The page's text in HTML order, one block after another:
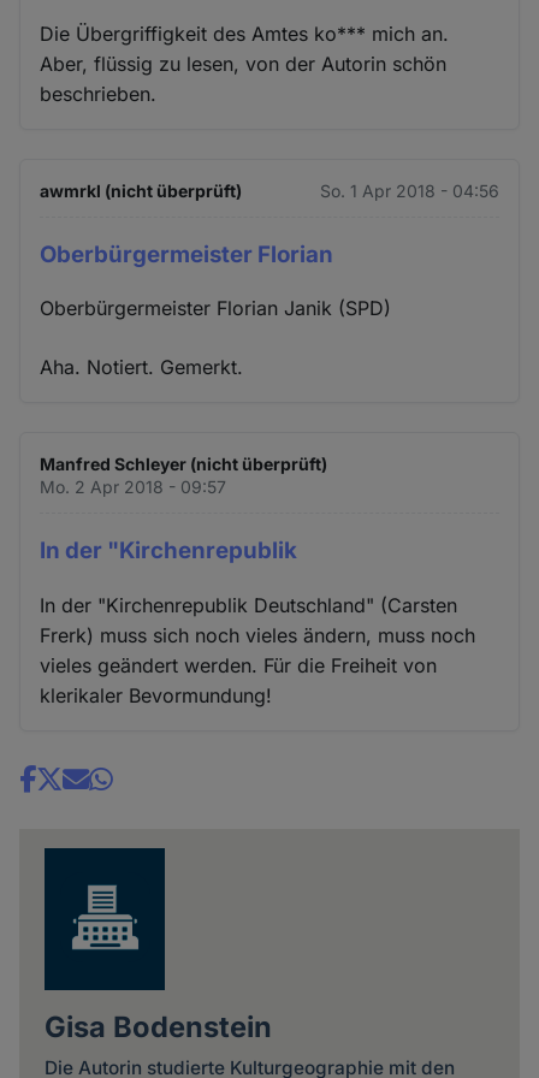
Die Übergriffigkeit des Amtes ko*** mich an.
Aber, flüssig zu lesen, von der Autorin schön
beschrieben.
awmrkl (nicht überprüft) So. 1 Apr 2018 - 04:56
Oberbürgermeister Florian
Oberbürgermeister Florian Janik (SPD)
Aha. Notiert. Gemerkt.
Manfred Schleyer (nicht überprüft)
Mo. 2 Apr 2018 - 09:57
In der "Kirchenrepublik
In der "Kirchenrepublik Deutschland" (Carsten
Frerk) muss sich noch vieles ändern, muss noch
vieles geändert werden. Für die Freiheit von
klerikaler Bevormundung!
Share
Gisa Bodenstein
Die Autorin studierte Kulturgeographie mit den